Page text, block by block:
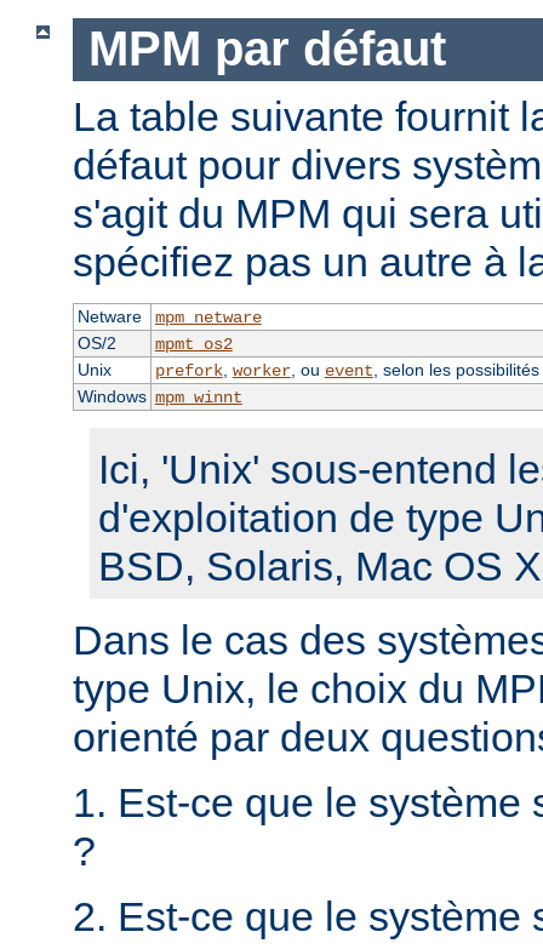
MPM par défaut
La table suivante fournit
défaut pour divers
s'agit du MPM qui sera
spécifiez pas un autre à
Netware
mpm_netware
OS/2
mpmt_os2
Unix
prefork, worker, ou event , selon les
Windows mpm_winnt
Ici, 'Unix' sous-entend
d'exploitation de type
BSD, Solaris, Mac OS
Dans le cas des
type Unix, le choix du
orienté par deux
1. Est-ce que le système
?
2. Est-ce que le système